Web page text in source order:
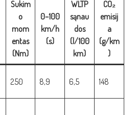
Sukim
o
mom
entas
(Nm)
0–100
km/h
(s)
WLTP
sąnau
dos
(l/100
km)
CO₂
emisij
a
(g/km
)
250 8,9 6,5 148